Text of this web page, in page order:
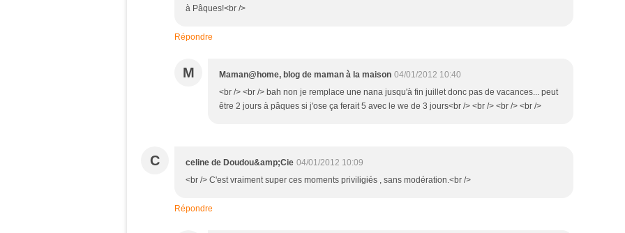
à Pâques!<br />
Répondre
M Maman@home, blog de maman à la maison 04/01/2012 10:40
<br /> <br /> bah non je remplace une nana jusqu'à fin juillet donc pas de vacances... peut
être 2 jours à pâques si j'ose ça ferait 5 avec le we de 3 jours<br /> <br /> <br /> <br />
C celine de Doudou&amp;Cie 04/01/2012 10:09
<br /> C'est vraiment super ces moments priviligiés , sans modération.<br />
Répondre